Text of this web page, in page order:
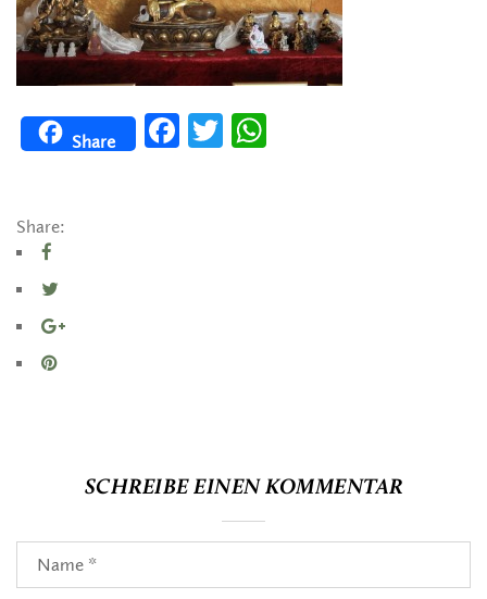
Share
FacebookTwitter
Share:
SCHREIBE EINEN KOMMENTAR